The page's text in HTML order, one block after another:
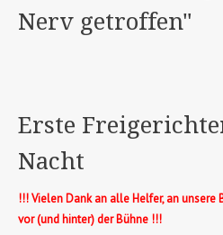
Nerv getroffen"
Erste
Nacht
!!! Vielen Dank an alle Helfer, an unsere
vor (und hinter) der Bühne !!!